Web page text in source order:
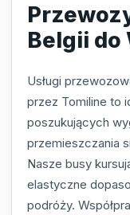
Belgii do
Usługi
przez Tomiline to
poszukujących
przemieszczania
Nasze busy
elastyczne
podróży.